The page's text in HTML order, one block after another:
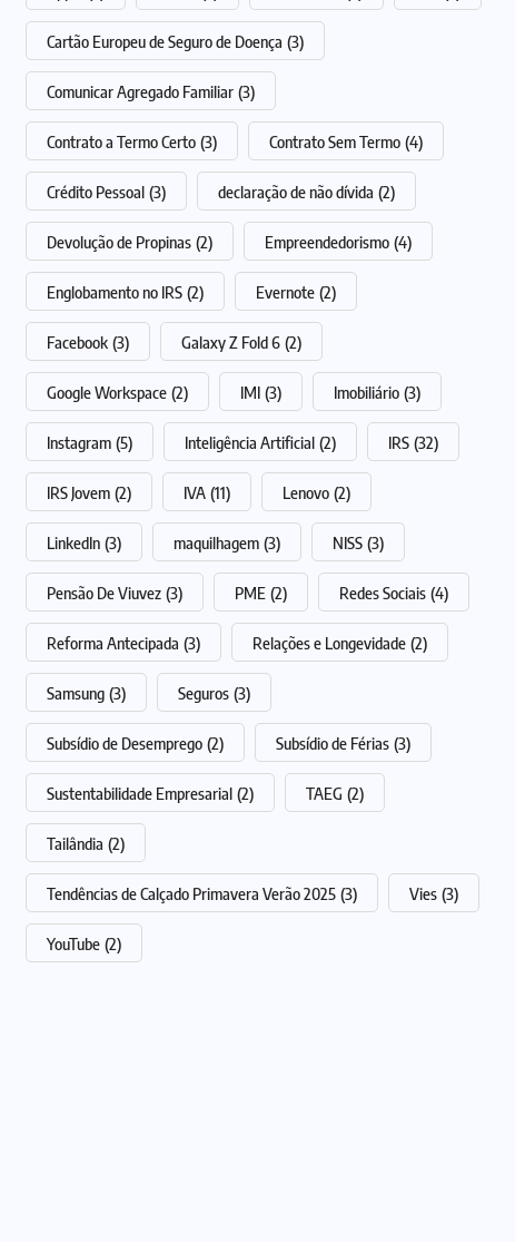
Cartão Europeu de Seguro de Doença (3)
Comunicar Agregado Familiar (3)
Contrato a Termo Certo (3) Contrato Sem Termo (4)
Crédito Pessoal (3) declaração de não dívida (2)
Devolução de Propinas (2) Empreendedorismo (4)
Englobamento no IRS (2) Evernote (2)
Facebook (3) Galaxy Z Fold 6 (2)
Google Workspace (2) IMI (3) Imobiliário (3)
Instagram (5) Inteligência Artificial (2) IRS (32)
IRS Jovem (2) IVA (11) Lenovo (2)
LinkedIn (3) maquilhagem (3) NISS (3)
Pensão De Viuvez (3) PME (2) Redes Sociais (4)
Reforma Antecipada (3) Relações e Longevidade (2)
Samsung (3) Seguros (3)
Subsídio de Desemprego (2) Subsídio de Férias (3)
Sustentabilidade Empresarial (2) TAEG (2)
Tailândia (2)
Tendências de Calçado Primavera Verão 2025 (3) Vies (3)
YouTube (2)